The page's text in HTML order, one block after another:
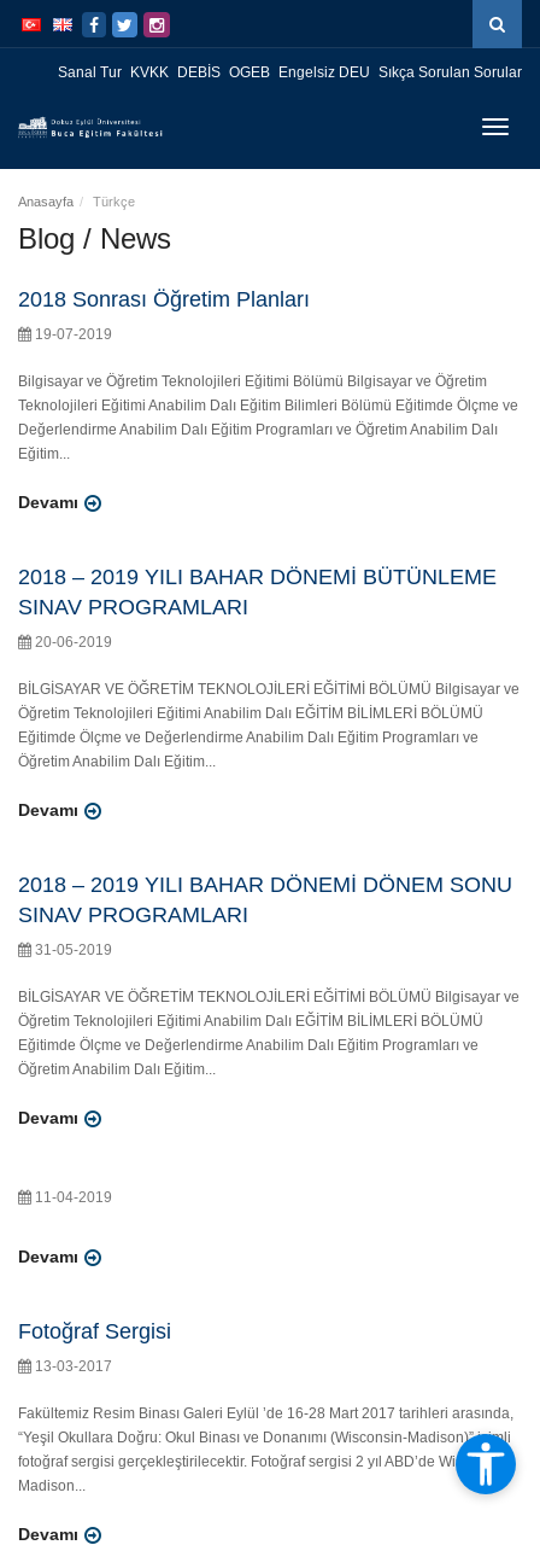
atla
Navigasyona
atla
Sanal Tur KVKK DEBİS OGEB Engelsiz DEU Sıkça Sorulan Sorular
Anasayfa Türkçe
Blog / News
2018 Sonrası Öğretim Planları
19-07-2019
Bilgisayar ve Öğretim Teknolojileri Eğitimi Bölümü Bilgisayar ve Öğretim
Teknolojileri Eğitimi Anabilim Dalı Eğitim Bilimleri Bölümü Eğitimde Ölçme ve
Değerlendirme Anabilim Dalı Eğitim Programları ve Öğretim Anabilim Dalı
Eğitim...
Devamı
2018 – 2019 YILI BAHAR DÖNEMİ BÜTÜNLEME
SINAV PROGRAMLARI
20-06-2019
BİLGİSAYAR VE ÖĞRETİM TEKNOLOJİLERİ EĞİTİMİ BÖLÜMÜ Bilgisayar ve
Öğretim Teknolojileri Eğitimi Anabilim Dalı EĞİTİM BİLİMLERİ BÖLÜMÜ
Eğitimde Ölçme ve Değerlendirme Anabilim Dalı Eğitim Programları ve
Öğretim Anabilim Dalı Eğitim...
Devamı
2018 – 2019 YILI BAHAR DÖNEMİ DÖNEM SONU
SINAV PROGRAMLARI
31-05-2019
BİLGİSAYAR VE ÖĞRETİM TEKNOLOJİLERİ EĞİTİMİ BÖLÜMÜ Bilgisayar ve
Öğretim Teknolojileri Eğitimi Anabilim Dalı EĞİTİM BİLİMLERİ BÖLÜMÜ
Eğitimde Ölçme ve Değerlendirme Anabilim Dalı Eğitim Programları ve
Öğretim Anabilim Dalı Eğitim...
Devamı
11-04-2019
Devamı
Fotoğraf Sergisi
13-03-2017
Fakültemiz Resim Binası Galeri Eylül ’de 16-28 Mart 2017 tarihleri arasında,
“Yeşil Okullara Doğru: Okul Binası ve Donanımı (Wisconsin-Madison)” isimli
fotoğraf sergisi gerçekleştirilecektir. Fotoğraf sergisi 2 yıl ABD’de Wisconsin-
Madison...
Devamı